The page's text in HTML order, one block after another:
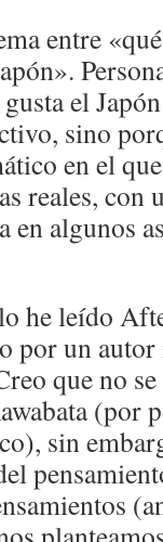
entre
el
sino
en el
reales, con
en algunos
he leído
por un
que no
(por
sin